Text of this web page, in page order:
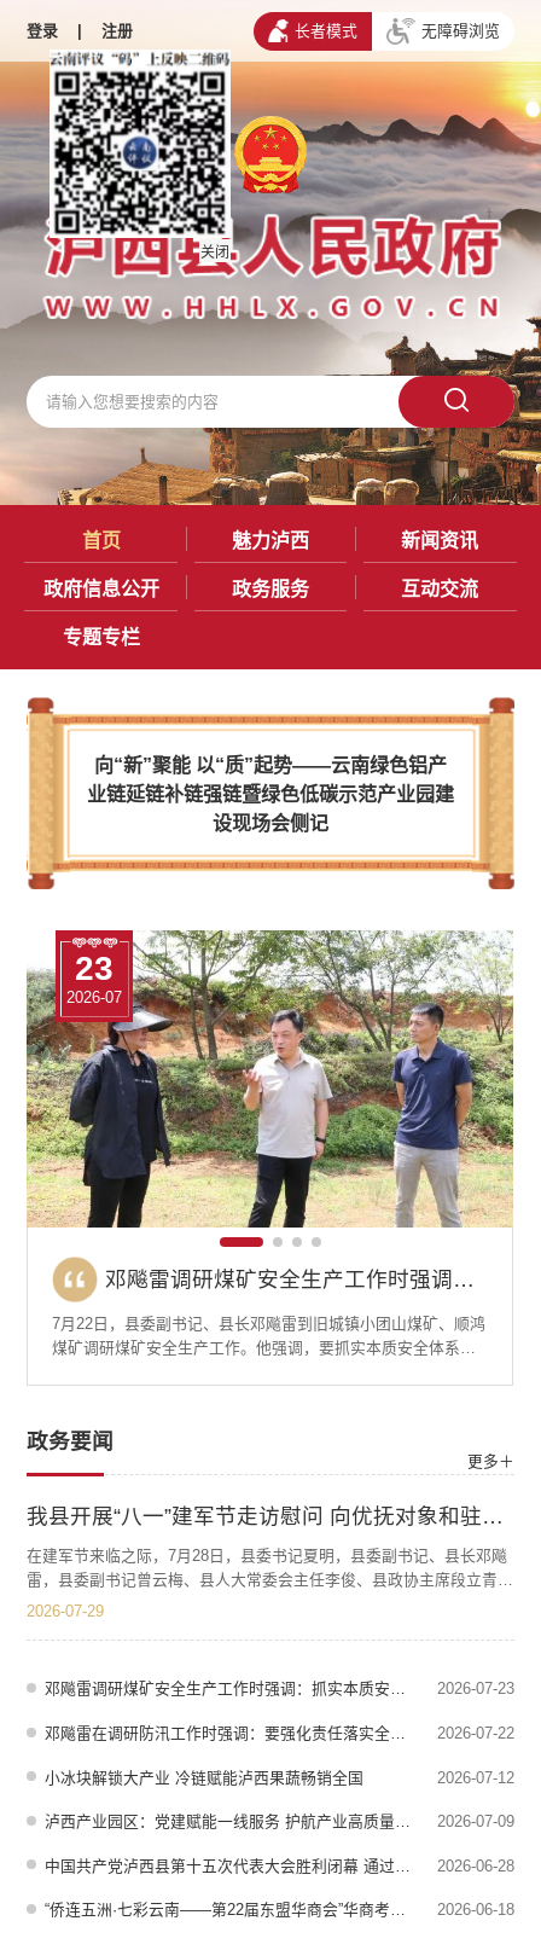
关闭
登录 | 注册 长者模式 无障碍浏览
首页 魅力泸西 新闻资讯
政府信息公开 政务服务 互动交流
专题专栏
向“新”聚能 以“质”起势——云南绿色铝产
业链延链补链强链暨绿色低碳示范产业园建
设现场会侧记
10
邓飚雷调研烤烟移栽工作
4月8日，县委副书记、县长邓飚雷到中枢镇、白水镇调研烤烟
大田移栽工作时强调，要抢抓节令，高标准、高质量推进烤烟
等地，详细了解移栽进度、烟苗质量、供苗计划、用水保障及
标准化种植落实等情况。邓飚雷指出，烤烟产业是我县重要的
23
2026-07
邓飚雷调研煤矿安全生产工作时强调：抓实本质安全体系建设 筑牢事故防范坚固防线
7月22日，县委副书记、县长邓飚雷到旧城镇小团山煤矿、顺鸿
煤矿调研煤矿安全生产工作。他强调，要抓实本质安全体系建
全监控数据和值班记录，并与驻矿监管人员、县能源局、企业
负责人座谈，详细了解日常监管、隐患排查、安全管控等情
22
邓飚雷在调研防汛工作时强调：要强化责任落实全力以赴做好水库防汛安全工作 筑牢汛期安全防线
7月21日，县委副书记、县长邓飚雷到板桥河水库调研防汛安全
工作时强调：要强化责任落实，全力以赴做好水库防汛安全工
责人关于防汛应急预案制定、防汛物资储备、值班值守制度落
实以及隐患排查整改等工作汇报。邓飚雷指出，水库作为防汛
17
夏明调研烤烟大田移栽工作时强调：要把握最佳节令 提高移栽水平 推动烤烟产业提质增效
4月15日，县委书记夏明到向阳、三塘、永宁乡调研烤烟大田移
栽工作时强调：要把握最佳节令，提高移栽水平，推动烤烟产
问移栽进度，详细了解烤烟抗旱保苗等情况，并对三个乡镇前
期烤烟育苗、整地起垄、物资调配等工作成效给予了充分肯
10
邓飚雷调研烤烟移栽工作
4月8日，县委副书记、县长邓飚雷到中枢镇、白水镇调研烤烟
大田移栽工作时强调，要抢抓节令，高标准、高质量推进烤烟
等地，详细了解移栽进度、烟苗质量、供苗计划、用水保障及
标准化种植落实等情况。邓飚雷指出，烤烟产业是我县重要的
23
邓飚雷调研煤矿安全生产工作时强调：抓实本质安全体系建设 筑牢事故防范坚固防线
7月22日，县委副书记、县长邓飚雷到旧城镇小团山煤矿、顺鸿
煤矿调研煤矿安全生产工作。他强调，要抓实本质安全体系建
全监控数据和值班记录，并与驻矿监管人员、县能源局、企业
负责人座谈，详细了解日常监管、隐患排查、安全管控等情
政务要闻
更多＋
我县开展“八一”建军节走访慰问 向优抚对象和驻地官兵致以节日问候
在建军节来临之际，7月28日，县委书记夏明，县委副书记、县长邓飚
雷，县委副书记曾云梅、县人大常委会主任李俊、县政协主席段立青等
县级领导走访慰问优抚对象代表和驻泸官兵，向他们送去党和政府的关
询问其身体健康、日常起居和优抚政策落实情况，叮嘱随行相关部门要
用心用情做好优抚服务，常态化关...
2026-07-29
邓飚雷调研煤矿安全生产工作时强调：抓实本质安全体系建设 筑牢事故防范坚固防线 2026-07-23
邓飚雷在调研防汛工作时强调：要强化责任落实全力以赴做好水库防汛安全工作 筑牢汛期安全防线 2026-07-22
小冰块解锁大产业 冷链赋能泸西果蔬畅销全国 2026-07-12
泸西产业园区：党建赋能一线服务 护航产业高质量发展 2026-07-09
2026-06-28
“侨连五洲·七彩云南——第22届东盟华商会”华商考察团到泸西考察 2026-06-18